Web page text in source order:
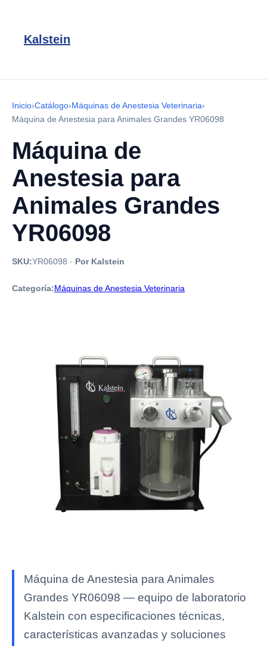
Kalstein
Inicio›Catálogo›Máquinas de Anestesia Veterinaria›
Máquina de Anestesia para Animales Grandes YR06098
Máquina de
Anestesia para
Animales Grandes
YR06098
SKU:YR06098 · Por Kalstein
Categoría:Máquinas de Anestesia Veterinaria
Máquina de Anestesia para Animales
Grandes YR06098 — equipo de laboratorio
Kalstein con especificaciones técnicas,
características avanzadas y soluciones